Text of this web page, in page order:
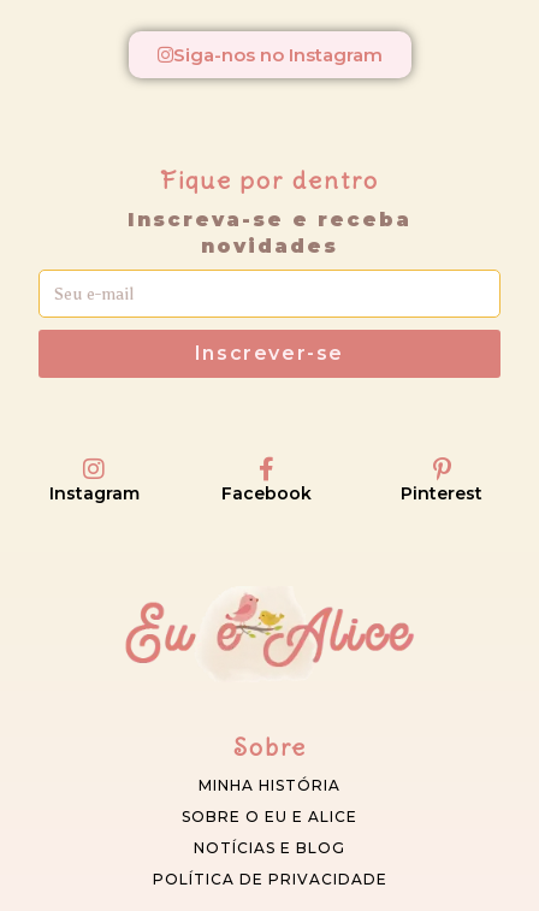
Siga-nos no Instagram
Fique por dentro
Inscreva-se e receba
novidades
Inscrever-se
Instagram Facebook Pinterest
Sobre
MINHA HISTÓRIA
SOBRE O EU E ALICE
NOTÍCIAS E BLOG
POLÍTICA DE PRIVACIDADE